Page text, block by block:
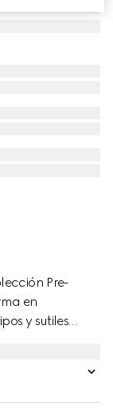
Pre-
en
y sutiles